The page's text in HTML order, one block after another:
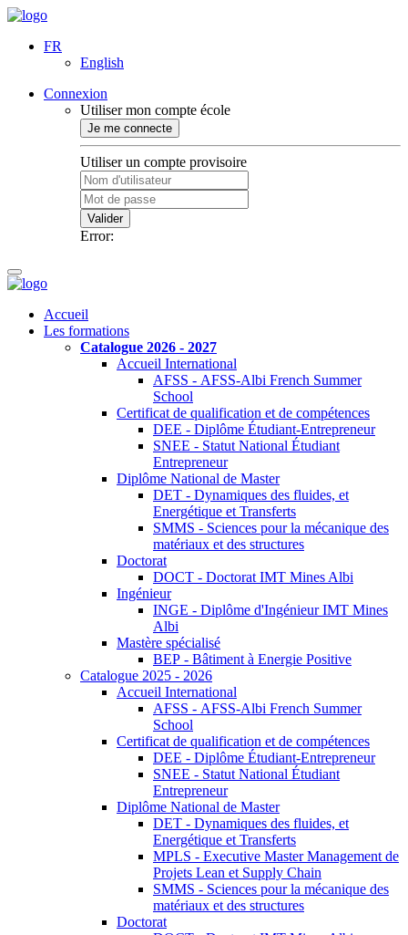
FR
English
Connexion
Utiliser mon compte école
Je me connecte
Utiliser un compte provisoire
Valider
Error:
Accueil
Les formations
Catalogue 2026 - 2027
Accueil International
AFSS - AFSS-Albi French Summer
School
Certificat de qualification et de compétences
DEE - Diplôme Étudiant-Entrepreneur
SNEE - Statut National Étudiant
Entrepreneur
Diplôme National de Master
DET - Dynamiques des fluides, et
Energétique et Transferts
SMMS - Sciences pour la mécanique des
matériaux et des structures
Doctorat
DOCT - Doctorat IMT Mines Albi
Ingénieur
INGE - Diplôme d'Ingénieur IMT Mines
Albi
Mastère spécialisé
BEP - Bâtiment à Energie Positive
Catalogue 2025 - 2026
Accueil International
AFSS - AFSS-Albi French Summer
School
Certificat de qualification et de compétences
DEE - Diplôme Étudiant-Entrepreneur
SNEE - Statut National Étudiant
Entrepreneur
Diplôme National de Master
DET - Dynamiques des fluides, et
Energétique et Transferts
MPLS - Executive Master Management de
Projets Lean et Supply Chain
SMMS - Sciences pour la mécanique des
matériaux et des structures
Doctorat